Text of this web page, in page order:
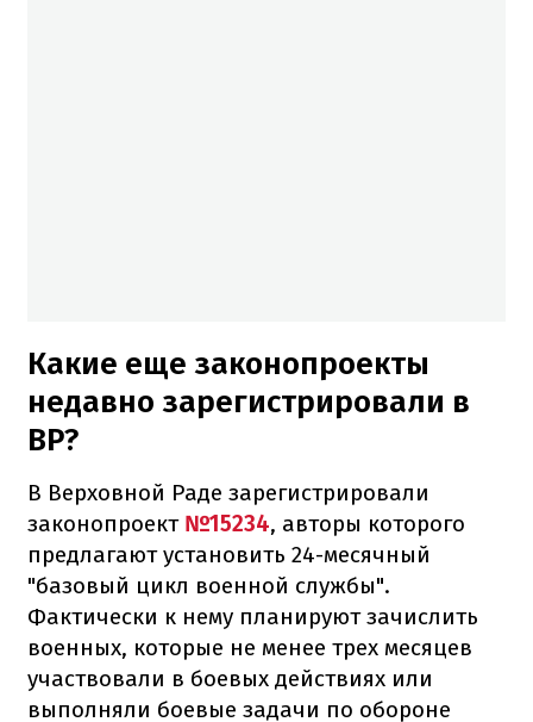
Какие еще законопроекты
недавно зарегистрировали в
ВР?
В Верховной Раде зарегистрировали
законопроект №15234, авторы которого
предлагают установить 24-месячный
"базовый цикл военной службы".
Фактически к нему планируют зачислить
военных, которые не менее трех месяцев
участвовали в боевых действиях или
выполняли боевые задачи по обороне